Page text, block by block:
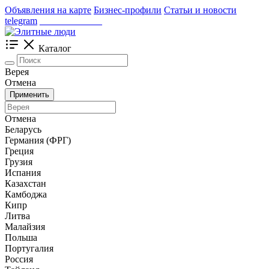
Объявления на карте Бизнес-профили Статьи и новости
telegram
Каталог
Верея
Отмена
Применить
Отмена
Беларусь
Германия (ФРГ)
Греция
Грузия
Испания
Казахстан
Камбоджа
Кипр
Литва
Малайзия
Польша
Португалия
Россия